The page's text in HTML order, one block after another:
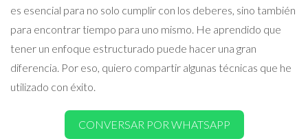
es esencial para no solo cumplir con los deberes, sino también
para encontrar tiempo para uno mismo. He aprendido que
tener un enfoque estructurado puede hacer una gran
diferencia. Por eso, quiero compartir algunas técnicas que he
utilizado con éxito.
CONVERSAR POR WHATSAPP